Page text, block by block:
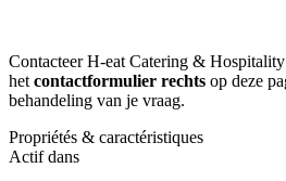
Contacteer H-eat Catering &
het contactformulier rechts op deze
behandeling van je vraag.
Propriétés & caractéristiques
Actif dans